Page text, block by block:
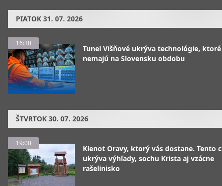
PIATOK 31. 07. 2026
16:30
Tunel Višňové ukrýva technológie, ktoré
nemajú na Slovensku obdobu
ŠTVRTOK 30. 07. 2026
19:00
Klenot Oravy, ktorý vás dostane. Tento
ukrýva výhľady, sochu Krista aj vzácne
rašelinisko